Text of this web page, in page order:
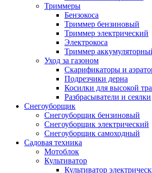
Триммеры
Бензокоса
Триммер бензиновый
Триммер электрический
Электрокоса
Триммер
Уход за газоном
Скарификаторы и
Подрезчики дерна
Косилки для высокой
Разбрасыватели и сеялки
Снегоуборщик
Снегоуборщик бензиновый
Снегоуборщик электрический
Снегоуборщик самоходный
Садовая техника
Мотоблок
Культиватор
Культиватор